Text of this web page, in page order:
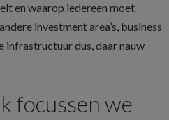
en waarop iedereen moet
investment area’s, business
infrastructuur dus, daar nauw
focussen we